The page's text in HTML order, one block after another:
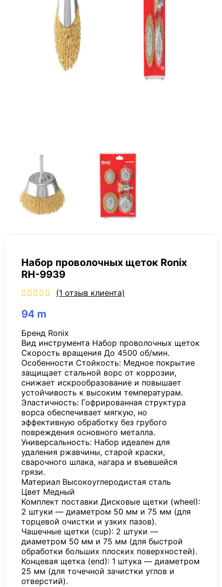
Набор проволочных щеток Ronix
RH-9939
(1 отзыв клиента)
94 m
Бренд Ronix
Вид инструмента Набор проволочных щеток
Скорость вращения До 4500 об/мин.
Особенности Стойкость: Медное покрытие
защищает стальной ворс от коррозии,
снижает искрообразование и повышает
устойчивость к высоким температурам.
Эластичность: Гофрированная структура
ворса обеспечивает мягкую, но
эффективную обработку без грубого
повреждения основного металла.
Универсальность: Набор идеален для
удаления ржавчины, старой краски,
сварочного шлака, нагара и въевшейся
грязи.
Материал Высокоуглеродистая сталь
Цвет Медный
Комплект поставки Дисковые щетки (wheel):
2 штуки — диаметром 50 мм и 75 мм (для
торцевой очистки и узких пазов).
Чашечные щетки (cup): 2 штуки —
диаметром 50 мм и 75 мм (для быстрой
обработки больших плоских поверхностей).
Концевая щетка (end): 1 штука — диаметром
25 мм (для точечной зачистки углов и
отверстий).